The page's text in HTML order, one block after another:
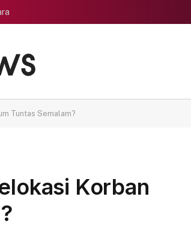
Tuntas Semalam?
Korban